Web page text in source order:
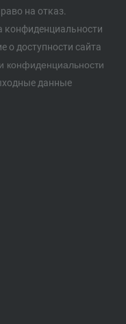
на отказ.
конфиденциальности
о доступности сайта
конфиденциальности
данные